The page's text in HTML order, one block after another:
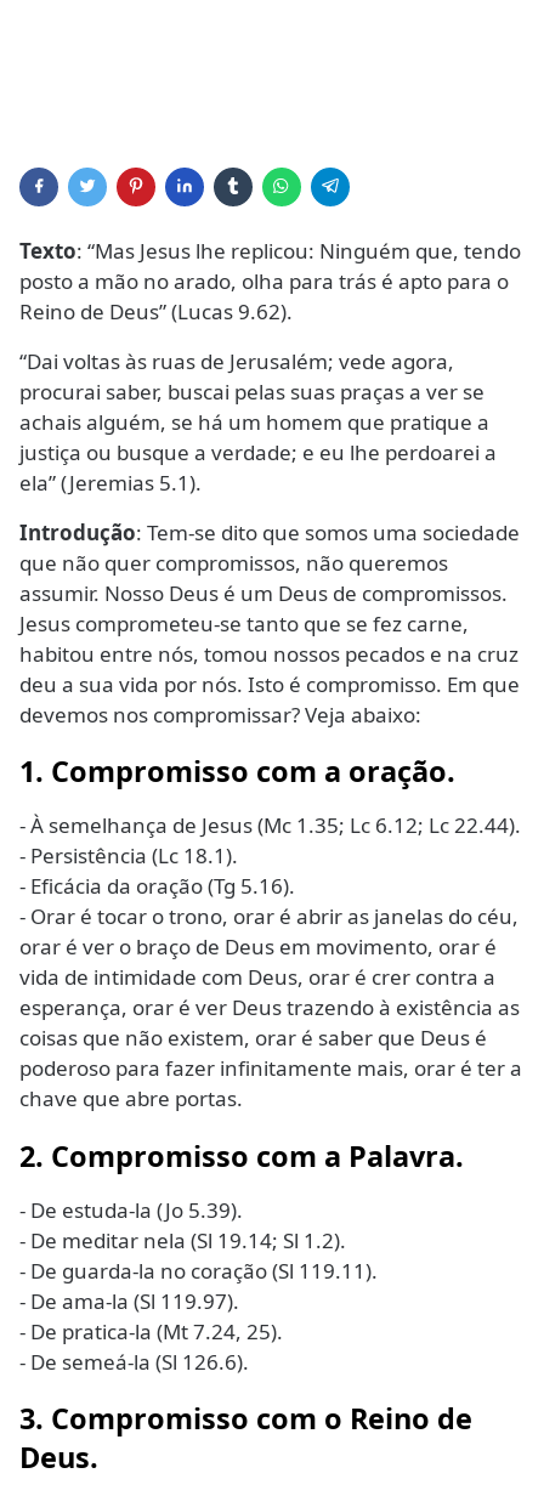
Texto: “Mas Jesus lhe replicou: Ninguém que, tendo
posto a mão no arado, olha para trás é apto para o
Reino de Deus” (Lucas 9.62).
“Dai voltas às ruas de Jerusalém; vede agora,
procurai saber, buscai pelas suas praças a ver se
achais alguém, se há um homem que pratique a
justiça ou busque a verdade; e eu lhe perdoarei a
ela” (Jeremias 5.1).
Introdução: Tem-se dito que somos uma sociedade
que não quer compromissos, não queremos
assumir. Nosso Deus é um Deus de compromissos.
Jesus comprometeu-se tanto que se fez carne,
habitou entre nós, tomou nossos pecados e na cruz
deu a sua vida por nós. Isto é compromisso. Em que
devemos nos compromissar? Veja abaixo:
1. Compromisso com a oração.
- À semelhança de Jesus (Mc 1.35; Lc 6.12; Lc 22.44).
- Persistência (Lc 18.1).
- Eficácia da oração (Tg 5.16).
- Orar é tocar o trono, orar é abrir as janelas do céu,
orar é ver o braço de Deus em movimento, orar é
vida de intimidade com Deus, orar é crer contra a
esperança, orar é ver Deus trazendo à existência as
coisas que não existem, orar é saber que Deus é
poderoso para fazer infinitamente mais, orar é ter a
chave que abre portas.
2. Compromisso com a Palavra.
- De estuda-la (Jo 5.39).
- De meditar nela (Sl 19.14; Sl 1.2).
- De guarda-la no coração (Sl 119.11).
- De ama-la (Sl 119.97).
- De pratica-la (Mt 7.24, 25).
- De semeá-la (Sl 126.6).
3. Compromisso com o Reino de
Deus.